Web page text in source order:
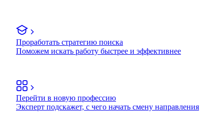
Проработать стратегию поиска
Поможем искать работу быстрее и эффективнее
Перейти в новую профессию
Эксперт подскажет, с чего начать смену направления